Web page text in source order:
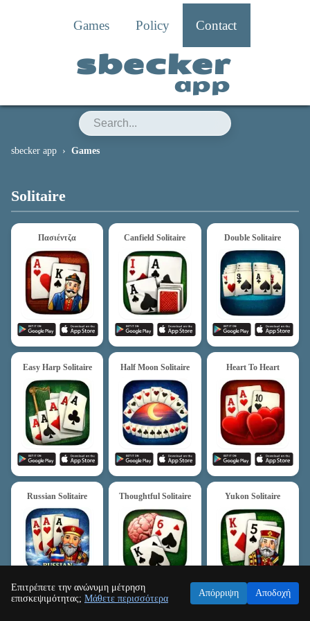
Επιτρέπετε την ανώνυμη μέτρηση
επισκεψιμότητας; Μάθετε περισσότερα
Απόρριψη Αποδοχή
Games Policy Contact
sbecker
app
sbecker app Games
Solitaire
Πασιέντζα Canfield Solitaire Double Solitaire
Easy Harp Solitaire Half Moon Solitaire Heart To Heart
Russian Solitaire Thoughtful Solitaire Yukon Solitaire